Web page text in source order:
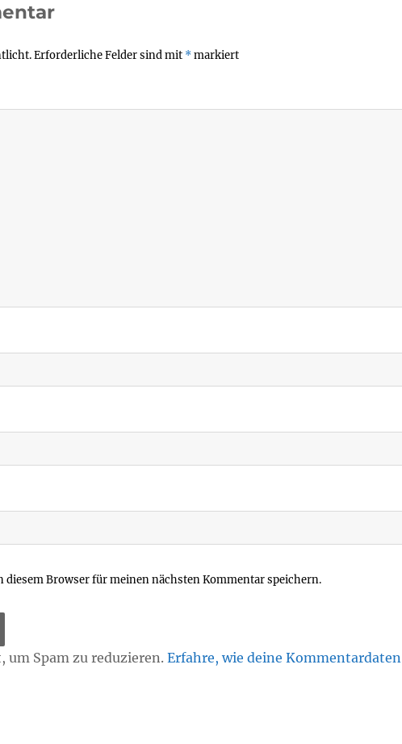
Erforderliche Felder sind mit *markiert
diesem Browser für meinen nächsten Kommentar speichern.
um Spam zu reduzieren.Erfahre, wie deine Kommentardaten